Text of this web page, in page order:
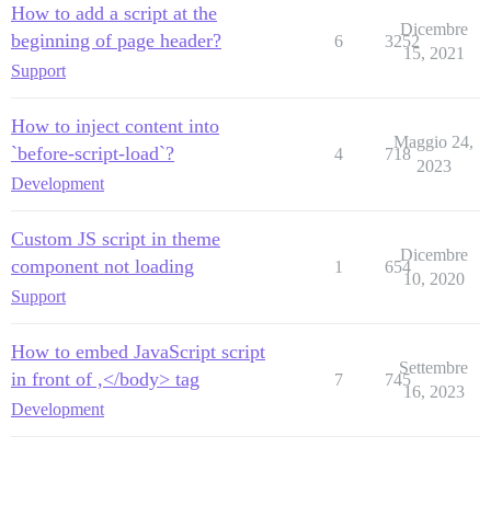
How to add a script at the
beginning of page header?
Support
6 3252
Dicembre
15, 2021
How to inject content into
`before-script-load`?
Development
4 718
Maggio 24,
2023
Custom JS script in theme
component not loading
Support
1 654
Dicembre
10, 2020
How to embed JavaScript script
in front of ,</body> tag
Development
7 745
Settembre
16, 2023